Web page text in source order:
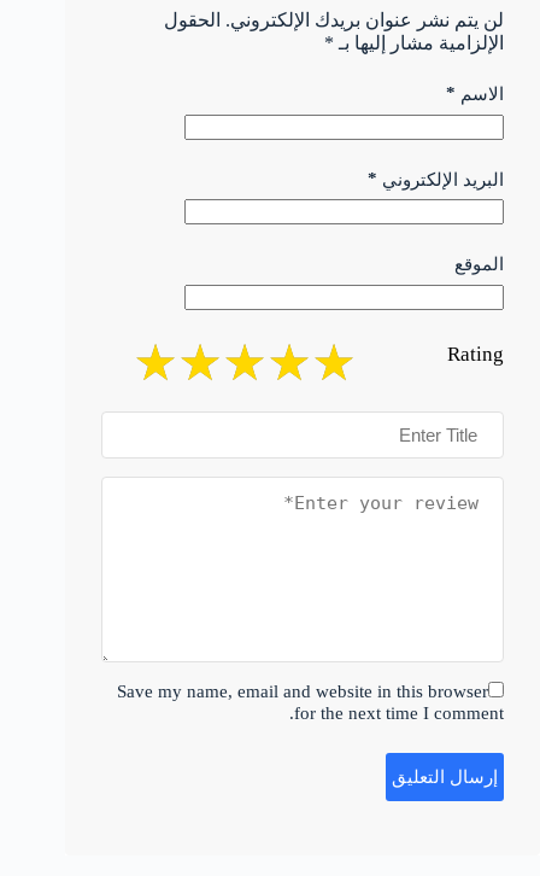
لن يتم نشر عنوان بريدك الإلكتروني. الحقول
الإلزامية مشار إليها بـ *
الاسم *
البريد الإلكتروني *
الموقع
Rating
Save my name, email and website in this browser
for the next time I comment.
إرسال التعليق